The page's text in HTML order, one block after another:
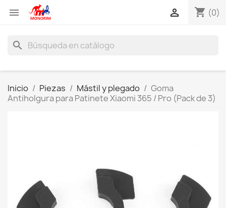
 shopping_cart (0)

search
Inicio Piezas Mástil y plegado
Goma
Antiholgura para Patinete Xiaomi 365 / Pro (Pack de 3)